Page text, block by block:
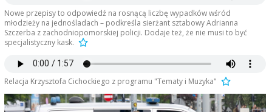
Nowe przepisy to odpowiedź na rosnącą liczbę wypadków wśród
młodzieży na jednośladach – podkreśla sierżant sztabowy Adrianna
Szczerba z zachodniopomorskiej policji. Dodaje też, że nie musi to być
specjalistyczny kask.
Relacja Krzysztofa Cichockiego z programu "Tematy i Muzyka"